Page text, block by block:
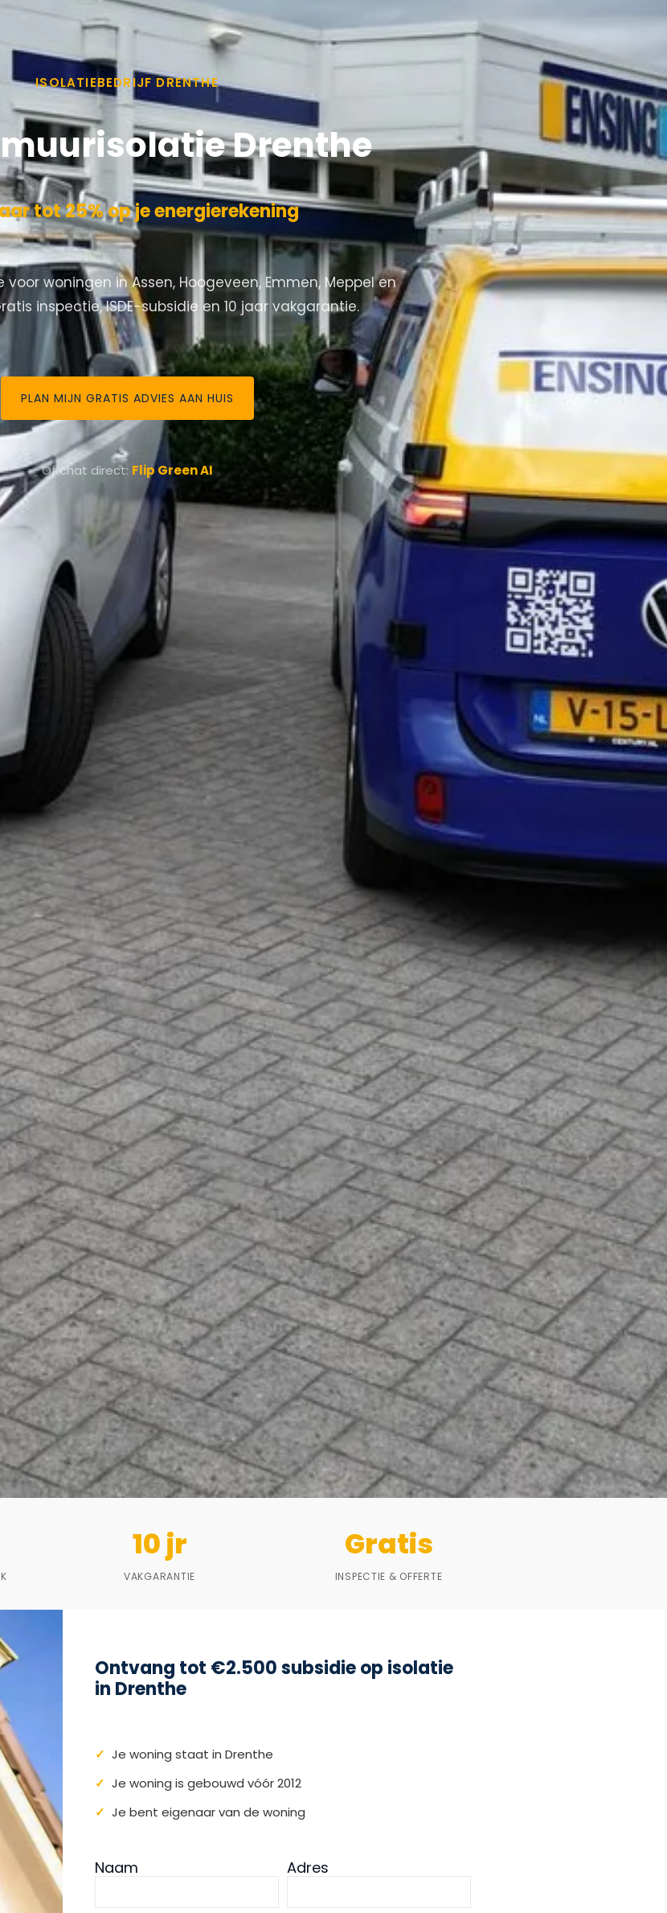
ISOLATIEBEDRIJF DRENTHE
Drenthe
tot 25% op je energierekening
voor woningen in Assen, Hoogeveen, Emmen, Meppel en
inspectie, ISDE-subsidie en 10 jaar vakgarantie.
PLAN MIJN GRATIS ADVIES AAN HUIS
Of chat direct: Flip Green AI
10 jr
VAKGARANTIE
Gratis
INSPECTIE & OFFERTE
Ontvang tot €2.500 subsidie op isolatie
in Drenthe
✓ Je woning staat in Drenthe
✓ Je woning is gebouwd vóór 2012
✓ Je bent eigenaar van de woning
Naam Adres